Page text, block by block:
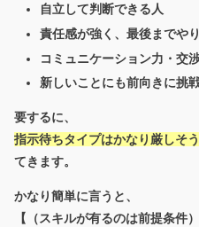
自立して判断できる人
責任感が強く、最後までや
コミュニケーション力・交
新しいことにも前向きに挑
要するに、
指示待ちタイプはかなり厳しそう
てきます。
かなり簡単に言うと、
【（スキルが有るのは前提条件